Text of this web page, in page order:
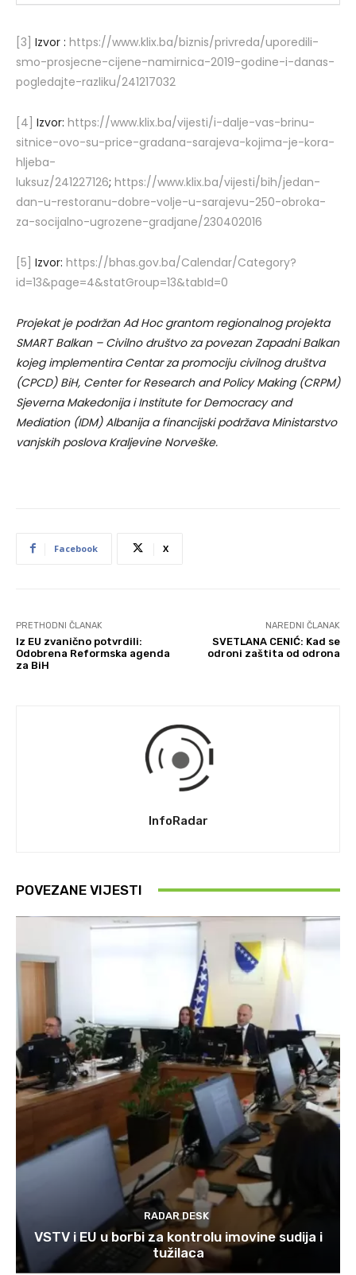
[3] Izvor : https://www.klix.ba/biznis/privreda/uporedili-
smo-prosjecne-cijene-namirnica-2019-godine-i-danas-
pogledajte-razliku/241217032
[4] Izvor: https://www.klix.ba/vijesti/i-dalje-vas-brinu-
sitnice-ovo-su-price-gradana-sarajeva-kojima-je-kora-
hljeba-
luksuz/241227126; https://www.klix.ba/vijesti/bih/jedan-
dan-u-restoranu-dobre-volje-u-sarajevu-250-obroka-
za-socijalno-ugrozene-gradjane/230402016
[5] Izvor: https://bhas.gov.ba/Calendar/Category?
id=13&page=4&statGroup=13&tabId=0
Projekat je podržan Ad Hoc grantom regionalnog projekta
SMART Balkan – Civilno društvo za povezan Zapadni Balkan
kojeg implementira Centar za promociju civilnog društva
(CPCD) BiH, Center for Research and Policy Making (CRPM)
Sjeverna Makedonija i Institute for Democracy and
Mediation (IDM) Albanija a financijski podržava Ministarstvo
vanjskih poslova Kraljevine Norveške.
Facebook X
PRETHODNI ČLANAK
Iz EU zvanično potvrdili:
Odobrena Reformska agenda
za BiH
NAREDNI ČLANAK
SVETLANA CENIĆ: Kad se
odroni zaštita od odrona
InfoRadar
POVEZANE VIJESTI
RADAR DESK
VSTV i EU u borbi za kontrolu imovine sudija i
tužilaca